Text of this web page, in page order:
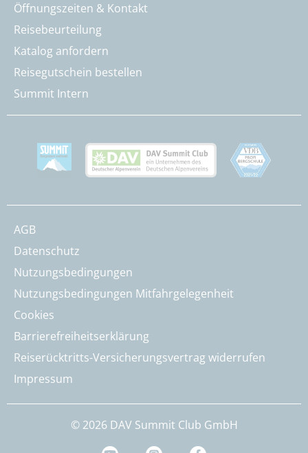
Öffnungszeiten & Kontakt
Reisebeurteilung
Katalog anfordern
Reisegutschein bestellen
Summit Intern
AGB
Datenschutz
Nutzungsbedingungen
Nutzungsbedingungen Mitfahrgelegenheit
Cookies
Barrierefreiheitserklärung
Reiserücktritts-Versicherungsvertrag widerrufen
Impressum
© 2026 DAV Summit Club GmbH